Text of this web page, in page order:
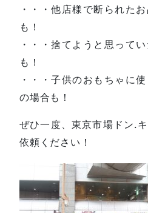
・・・他店様で断られた
も！
・・・捨てようと思って
も！
・・・子供のおもちゃに
の場合も！
ぜひ一度、東京市場ドン.
依頼ください！